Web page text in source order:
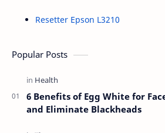
Resetter Epson L3210
Popular Posts
6 Benefits of Egg White for
and Eliminate Blackheads